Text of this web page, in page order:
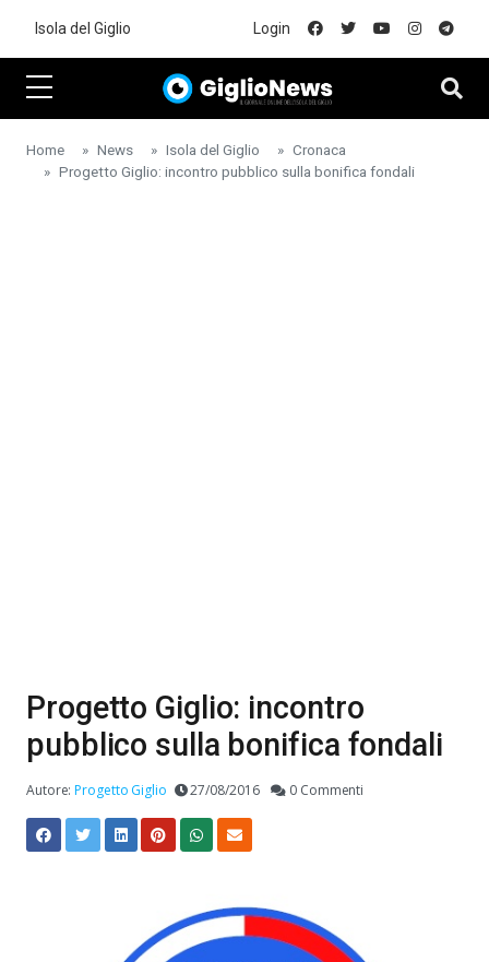
Isola del Giglio Login
Home News Isola del Giglio
Cronaca
Progetto Giglio: incontro pubblico sulla bonifica fondali
Progetto Giglio: incontro
pubblico sulla bonifica fondali
Autore:Progetto Giglio 27/08/2016 0 Commenti